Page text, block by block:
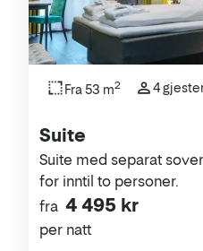
Suite
fra 4 495 kr
per natt
Suite med separat
for inntil to personer.
Fra 53 m2 4